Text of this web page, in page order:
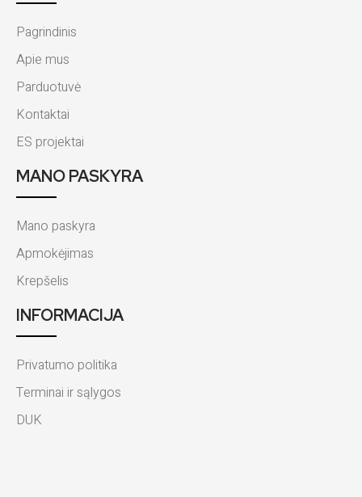
Pagrindinis
Apie mus
Parduotuvė
Kontaktai
ES projektai
MANO PASKYRA
Mano paskyra
Apmokėjimas
Krepšelis
INFORMACIJA
Privatumo politika
Terminai ir sąlygos
DUK